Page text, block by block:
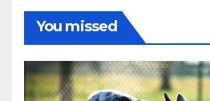
You missed